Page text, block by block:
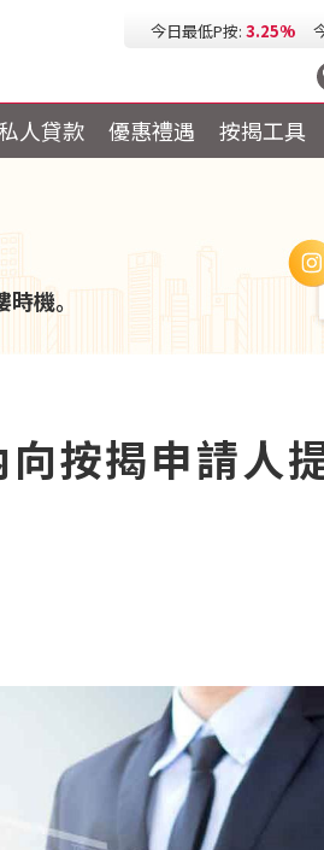
今日最低按息:2.73%
人貸款 優惠禮遇 按揭工具
機。
按揭申請人